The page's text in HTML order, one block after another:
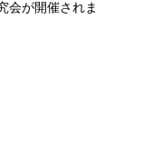
会が開催されま